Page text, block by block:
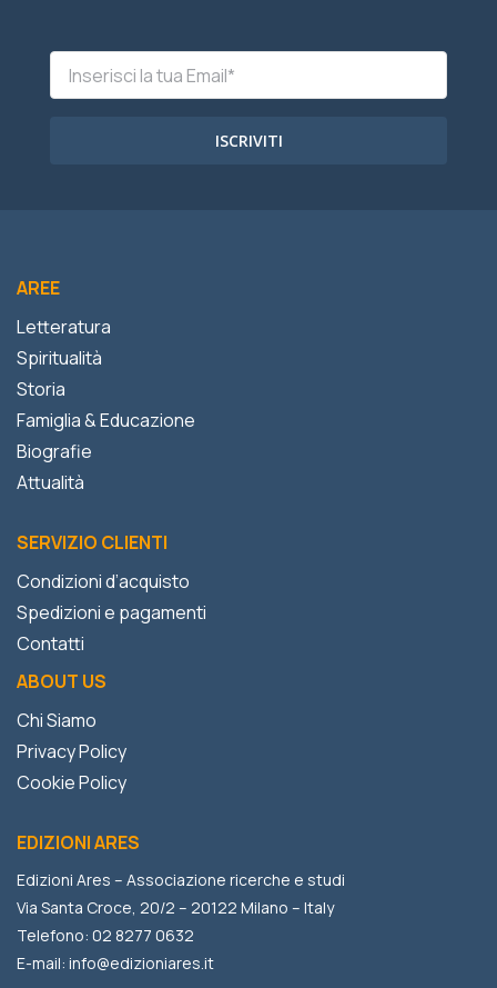
ISCRIVITI
AREE
Letteratura
Spiritualità
Storia
Famiglia & Educazione
Biografie
Attualità
SERVIZIO CLIENTI
Condizioni d’acquisto
Spedizioni e pagamenti
Contatti
ABOUT US
Chi Siamo
Privacy Policy
Cookie Policy
EDIZIONI ARES
Edizioni Ares – Associazione ricerche e studi
Via Santa Croce, 20/2 – 20122 Milano – Italy
Telefono: 02 8277 0632
E-mail: info@edizioniares.it